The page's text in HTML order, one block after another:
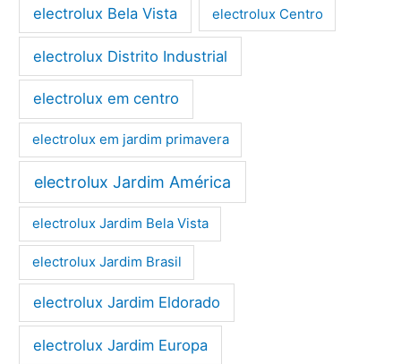
electrolux Bela Vista electrolux Centro
electrolux Distrito Industrial
electrolux em centro
electrolux em jardim primavera
electrolux Jardim América
electrolux Jardim Bela Vista
electrolux Jardim Brasil
electrolux Jardim Eldorado
electrolux Jardim Europa